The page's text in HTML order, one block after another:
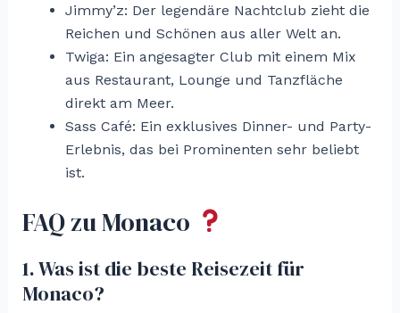
Jimmy’z: Der legendäre Nachtclub zieht die
Reichen und Schönen aus aller Welt an.
Twiga: Ein angesagter Club mit einem Mix
aus Restaurant, Lounge und Tanzfläche
direkt am Meer.
Sass Café: Ein exklusives Dinner- und Party-
Erlebnis, das bei Prominenten sehr beliebt
ist.
FAQ zu Monaco
1. Was ist die beste Reisezeit für
Monaco?